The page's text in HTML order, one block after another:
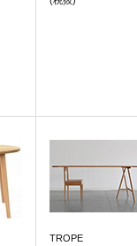
TROPE